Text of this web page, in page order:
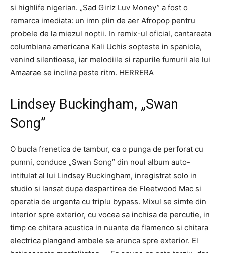
si highlife nigerian. „Sad Girlz Luv Money” a fost o
remarca imediata: un imn plin de aer Afropop pentru
probele de la miezul noptii. In remix-ul oficial, cantareata
columbiana americana Kali Uchis sopteste in spaniola,
venind silentioase, iar melodiile si rapurile fumurii ale lui
Amaarae se inclina peste ritm. HERRERA
Lindsey Buckingham, „Swan
Song”
O bucla frenetica de tambur, ca o punga de perforat cu
pumni, conduce „Swan Song” din noul album auto-
intitulat al lui Lindsey Buckingham, inregistrat solo in
studio si lansat dupa despartirea de Fleetwood Mac si
operatia de urgenta cu triplu bypass. Mixul se simte din
interior spre exterior, cu vocea sa inchisa de percutie, in
timp ce chitara acustica in nuante de flamenco si chitara
electrica plangand ambele se arunca spre exterior. El